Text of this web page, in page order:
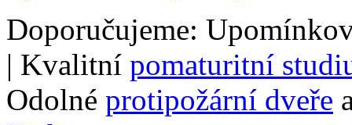
Doporučujeme:
| Kvalitní pomaturitní
Odolné protipožární dveře